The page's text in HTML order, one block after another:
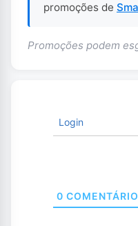
promoções de
Promoções podem
Login
0